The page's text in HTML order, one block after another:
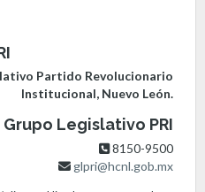
Partido Revolucionario
Institucional, Nuevo León.
Grupo Legislativo PRI
8150-9500
glpri@hcnl.gob.mx